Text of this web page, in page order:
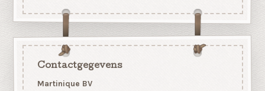
Contactgegevens
Martinique BV